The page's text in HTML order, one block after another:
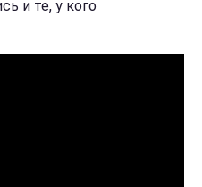
и те, у кого